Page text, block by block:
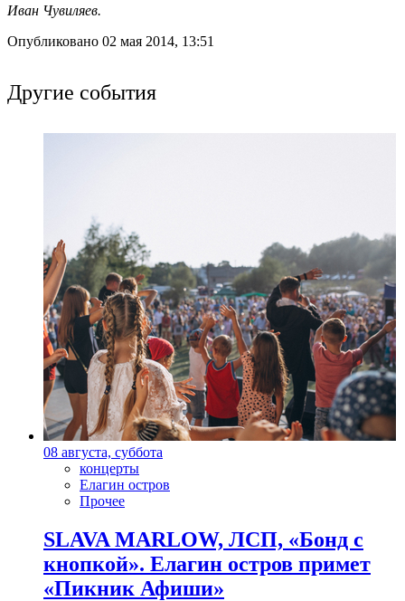
Иван Чувиляев.
Опубликовано 02 мая 2014, 13:51
Другие события
08 августа, суббота
концерты
Елагин остров
Прочее
SLAVA MARLOW, ЛСП, «Бонд с
кнопкой». Елагин остров примет
«Пикник Афиши»